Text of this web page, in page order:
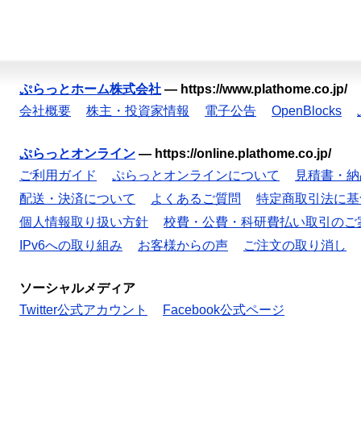
ぷらっとホーム株式会社 — https://www.plathome.co.jp/
会社概要
株主・投資家情報 電子公告 OpenBlocks
ぷらっとオンライン — https://online.plathome.co.jp/
ご利用ガイド
ぷらっとオンラインについて
見積書・
配送・決済について
よくあるご質問
特定商取引法に
個人情報取り扱い方針
校費・公費・科研費払い取引のご
IPv6への取り組み
お客様からの声 ご注文の取り消し
ソーシャルメディア
Twitter公式アカウント
Facebook公式ページ